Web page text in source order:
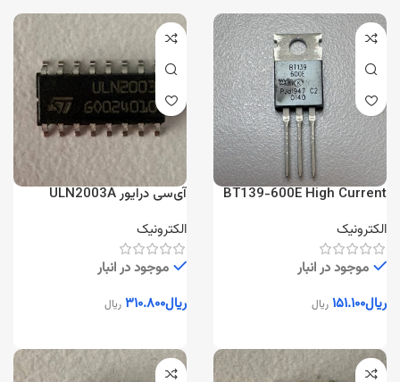
BT139-600E High Current
الکترونیک
موجود در انبار
ریال۱۵۱.۱۰۰ ریال
آی‌سی درایور ULN2003A
الکترونیک
موجود در انبار
ریال۳۱۰.۸۰۰ ریال